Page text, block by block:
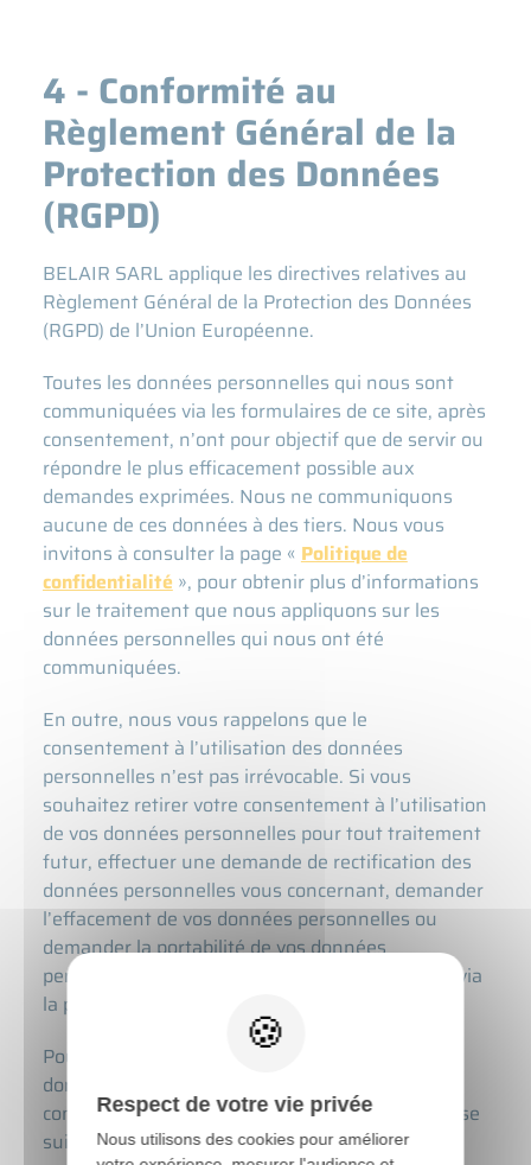
4 - Conformité au
Règlement Général de la
Protection des Données
(RGPD)
BELAIR SARL applique les directives relatives au
Règlement Général de la Protection des Données
(RGPD) de l’Union Européenne.
Toutes les données personnelles qui nous sont
communiquées via les formulaires de ce site, après
consentement, n’ont pour objectif que de servir ou
répondre le plus efficacement possible aux
demandes exprimées. Nous ne communiquons
aucune de ces données à des tiers. Nous vous
invitons à consulter la page « Politique de
confidentialité», pour obtenir plus d’informations
sur le traitement que nous appliquons sur les
données personnelles qui nous ont été
communiquées.
En outre, nous vous rappelons que le
consentement à l’utilisation des données
personnelles n’est pas irrévocable. Si vous
souhaitez retirer votre consentement à l’utilisation
de vos données personnelles pour tout traitement
futur, effectuer une demande de rectification des
données personnelles vous concernant, demander
l’effacement de vos données personnelles ou
demander la portabilité de vos données
personnelles, vous pouvez en faire la demande via
la page «
Pour toute question relative à la protection des
données personnelles, vous pouvez également
contacter le responsable du traitement à l’adresse
suivante :
Respect de votre vie privée
Nous utilisons des cookies pour améliorer